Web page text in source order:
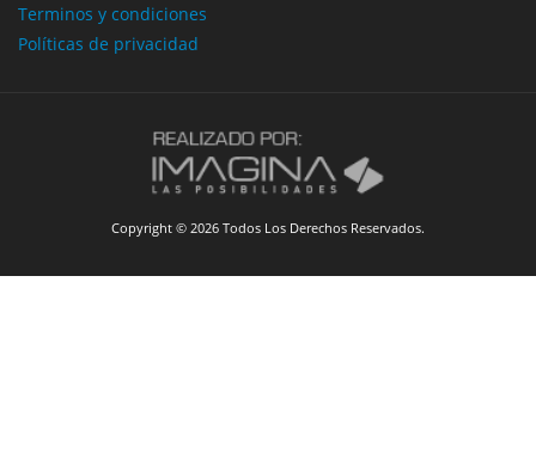
Terminos y condiciones
Políticas de privacidad
Copyright © 2026 Todos Los Derechos Reservados.